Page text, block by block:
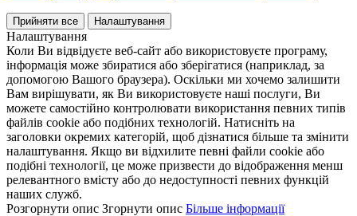
Прийняти все Налаштування
Налаштування
Коли Ви відвідуєте веб-сайт або використовуєте програму,
інформація може збиратися або зберігатися (наприклад, за
допомогою Вашого браузера). Оскільки ми хочемо залишити
Вам вирішувати, як Ви використовуєте наші послуги, Ви
можете самостійно контролювати використання певних типів
файлів cookie або подібних технологій. Натисніть на
заголовки окремих категорій, щоб дізнатися більше та змінити
налаштування. Якщо ви відхилите певні файли cookie або
подібні технології, це може призвести до відображення менш
релевантного вмісту або до недоступності певних функцій
наших служб.
Розгорнути опис Згорнути опис Більше інформації